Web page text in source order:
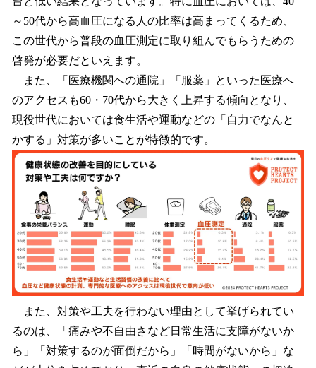
～50代から高血圧になる人の比率は高まってくるため、
この世代から普段の血圧測定に取り組んでもらうための
啓発が必要だといえます。
また、「医療機関への通院」「服薬」といった医療へ
のアクセスも60・70代から大きく上昇する傾向となり、
現役世代においては食生活や運動などの「自力でなんと
かする」対策が多いことが特徴的です。
また、対策や工夫を行わない理由として挙げられてい
るのは、「痛みや不自由さなど日常生活に支障がないか
ら」「対策するのが面倒だから」「時間がないから」な